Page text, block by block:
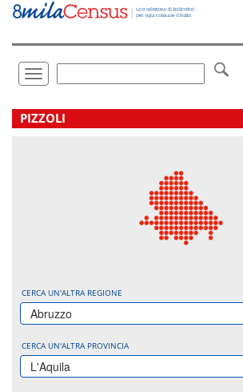
Vai
direttamente
Toggle
navigation
.
PIZZOLI
CERCA UN'ALTRA REGIONE
Abruzzo
CERCA UN'ALTRA PROVINCIA
L'Aquila